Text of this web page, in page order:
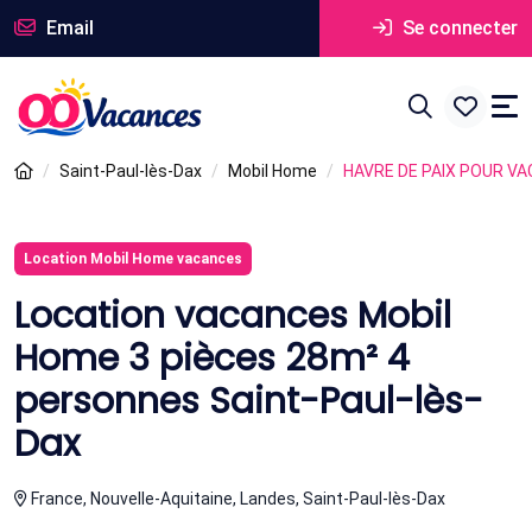
Email Se connecter
Saint-Paul-lès-Dax Mobil Home HAVRE DE PAIX POUR
Location Mobil Home vacances
Location vacances Mobil
Home 3 pièces 28m² 4
personnes Saint-Paul-lès-
Dax
France, Nouvelle-Aquitaine, Landes, Saint-Paul-lès-Dax